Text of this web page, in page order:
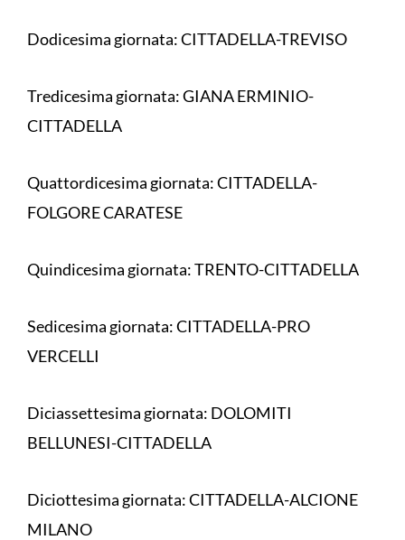
Dodicesima giornata: CITTADELLA-TREVISO
Tredicesima giornata: GIANA ERMINIO-
CITTADELLA
Quattordicesima giornata: CITTADELLA-
FOLGORE CARATESE
Quindicesima giornata: TRENTO-CITTADELLA
Sedicesima giornata: CITTADELLA-PRO
VERCELLI
Diciassettesima giornata: DOLOMITI
BELLUNESI-CITTADELLA
Diciottesima giornata: CITTADELLA-ALCIONE
MILANO